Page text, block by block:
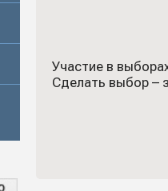
Участие в
Сделать выбор –